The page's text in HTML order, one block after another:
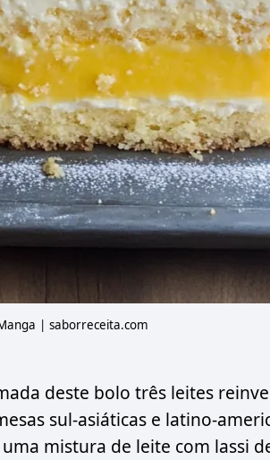
| saborreceita.com
deste bolo três leites
sul-asiáticas e latino-
mistura de leite com lassi